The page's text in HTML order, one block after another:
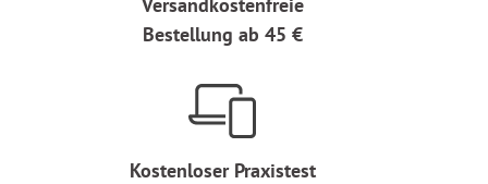
Bestellung ab 45 €
Kostenloser Praxistest